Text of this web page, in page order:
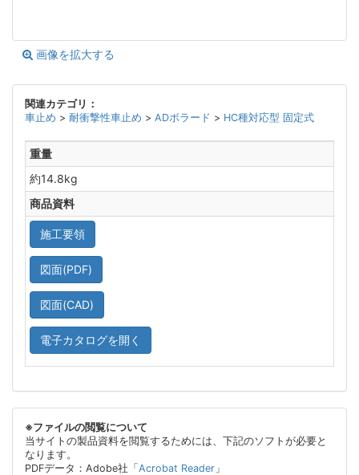
画像を拡大する
関連カテゴリ：
車止め > 耐衝撃性車止め > ADボラード > HC種対応型 固定式
重量
約14.8kg
商品資料
施工要領
図面(PDF)
図面(CAD)
電子カタログを開く
※ファイルの閲覧について
当サイトの製品資料を閲覧するためには、下記のソフトが必要と
なります。
PDFデータ：Adobe社「 Acrobat Reader 」